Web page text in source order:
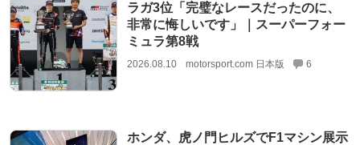
ラガ3位「完璧なレースだったのに、
非常に悔しいです」｜スーパーフォー
ミュラ第8戦
2026.08.10 motorsport.com 日本版 6
ホンダ、虎ノ門ヒルズでF1マシン展示